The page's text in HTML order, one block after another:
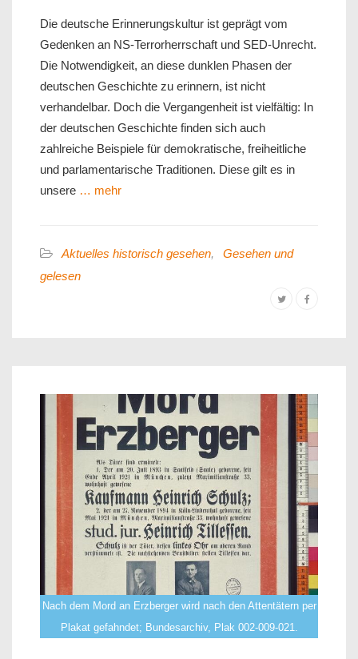
Die deutsche Erinnerungskultur ist geprägt vom
Gedenken an NS-Terrorherrschaft und SED-Unrecht.
Die Notwendigkeit, an diese dunklen Phasen der
deutschen Geschichte zu erinnern, ist nicht
verhandelbar. Doch die Vergangenheit ist vielfältig: In
der deutschen Geschichte finden sich auch
zahlreiche Beispiele für demokratische, freiheitliche
und parlamentarische Traditionen. Diese gilt es in
unsere … mehr
Aktuelles historisch gesehen,
Gesehen und
gelesen
Nach dem Mord an Erzberger wird nach den Attentätern per
Plakat gefahndet; Bundesarchiv, Plak 002-009-021.